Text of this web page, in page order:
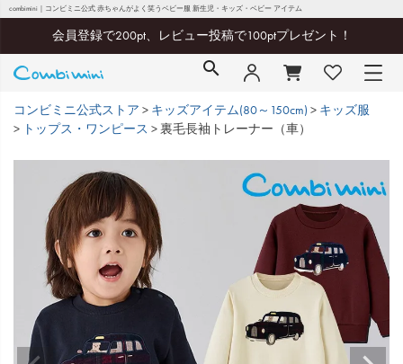
combimini｜コンビミニ公式 赤ちゃんがよく笑うベビー服 新生児・キッズ・ベビー アイテム
会員登録で200pt、レビュー投稿で100ptプレゼント！
コンビミニ公式ストア キッズアイテム(80～150cm)
キッズ服
トップス・ワンピース
裏毛長袖トレーナー（車）